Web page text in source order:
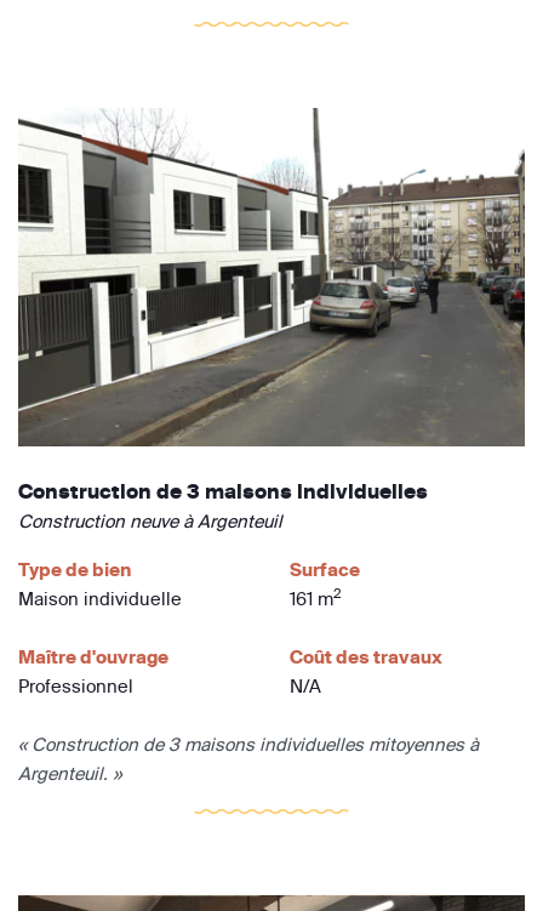
Construction de 3 maisons individuelles
Construction neuve à Argenteuil
Type de bien
Maison individuelle
Surface
161 m2
Maître d'ouvrage
Professionnel
Coût des travaux
N/A
« Construction de 3 maisons individuelles mitoyennes à
Argenteuil. »